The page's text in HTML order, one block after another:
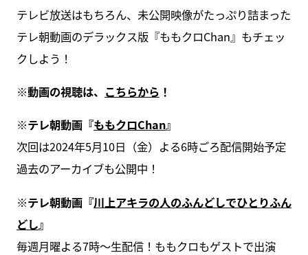
テレビ放送はもちろん、未公開映像がたっぷり詰まった
テレ朝動画のデラックス版『ももクロChan』もチェッ
クしよう！
※動画の視聴は、 こちらから ！
※テレ朝動画『ももクロChan』
次回は2024年5月10日（金）よる6時ごろ配信開始予定
過去のアーカイブも公開中！
※テレ朝動画『川上アキラの人のふんどしでひとりふん
どし』
毎週月曜よる7時〜生配信！ももクロもゲストで出演